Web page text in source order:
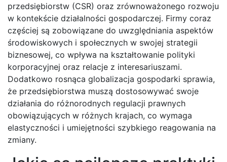
przedsiębiorstw (CSR) oraz zrównoważonego rozwoju
w kontekście działalności gospodarczej. Firmy coraz
częściej są zobowiązane do uwzględniania aspektów
środowiskowych i społecznych w swojej strategii
biznesowej, co wpływa na kształtowanie polityki
korporacyjnej oraz relacje z interesariuszami.
Dodatkowo rosnąca globalizacja gospodarki sprawia,
że przedsiębiorstwa muszą dostosowywać swoje
działania do różnorodnych regulacji prawnych
obowiązujących w różnych krajach, co wymaga
elastyczności i umiejętności szybkiego reagowania na
zmiany.